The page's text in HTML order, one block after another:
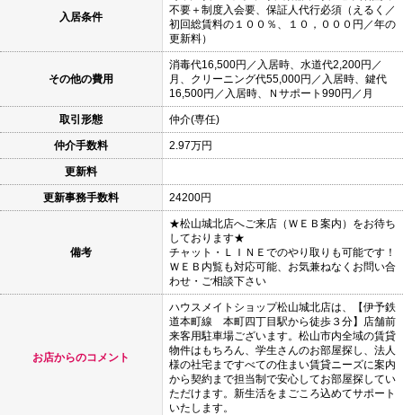
入居条件
不要＋制度入会要、保証人代行必須（えるく／
初回総賃料の１００％、１０，０００円／年の
更新料）
その他の費用
消毒代16,500円／入居時、水道代2,200円／
月、クリーニング代55,000円／入居時、鍵代
16,500円／入居時、Ｎサポート990円／月
取引形態 仲介(専任)
仲介手数料 2.97万円
更新料
更新事務手数料 24200円
備考
★松山城北店へご来店（ＷＥＢ案内）をお待ち
しております★
チャット・ＬＩＮＥでのやり取りも可能です！
ＷＥＢ内覧も対応可能、お気兼ねなくお問い合
わせ・ご相談下さい
お店からのコメント
ハウスメイトショップ松山城北店は、【伊予鉄
道本町線 本町四丁目駅から徒歩３分】店舗前
来客用駐車場ございます。松山市内全域の賃貸
物件はもちろん、学生さんのお部屋探し、法人
様の社宅まですべての住まい賃貸ニーズに案内
から契約まで担当制で安心してお部屋探してい
ただけます。新生活をまごころ込めてサポート
いたします。